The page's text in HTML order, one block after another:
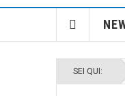
SEI QUI: